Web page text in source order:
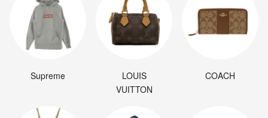
Supreme
LOUIS
VUITTON
COACH